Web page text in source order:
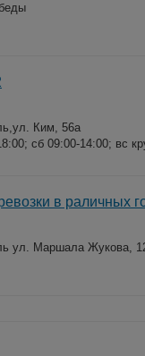
Ким, 56а
сб 09:00-14:00; вс
в раличных
ул. Маршала Жукова,